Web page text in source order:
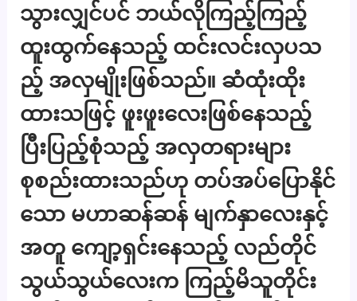
သွားလျှင်ပင် ဘယ်လိုကြည့်ကြည့်
ထူးထွက်နေသည့် ထင်းလင်းလှပသ
ည့် အလှမျိုးဖြစ်သည်။ ဆံထုံးထိုး
ထားသဖြင့် ဖူးဖူးလေးဖြစ်နေသည့်
ပြီးပြည့်စုံသည့် အလှတရားများ
စုစည်းထားသည်ဟု တပ်အပ်ပြောနိုင်
သော မဟာဆန်ဆန် မျက်နှာလေးနှင့်
အတူ ကျော့ရှင်းနေသည့် လည်တိုင်
သွယ်သွယ်လေးက ကြည့်မိသူတိုင်း